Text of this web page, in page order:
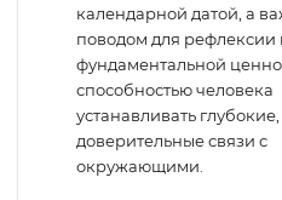
календарной датой, а
поводом для рефлексии
фундаментальной
способностью человека
устанавливать глубокие,
доверительные связи с
окружающими.